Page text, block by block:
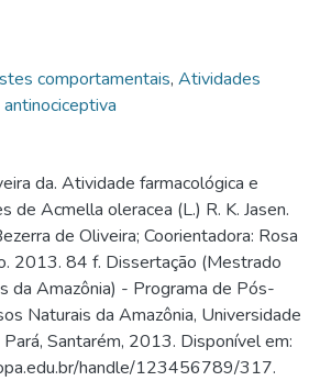
comportamentais, Atividades
da. Atividade farmacológica e
de Acmella oleracea (L.) R. K. Jasen.
de Oliveira; Coorientadora: Rosa
2013. 84 f. Dissertação (Mestrado
da Amazônia) - Programa de Pós-
Naturais da Amazônia, Universidade
Santarém, 2013. Disponível em:
handle/123456789/317.